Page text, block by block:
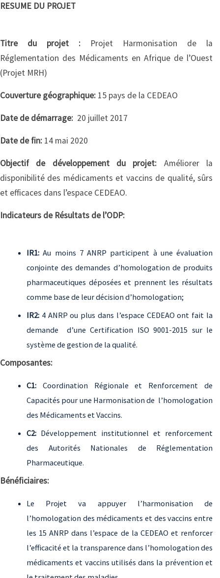
RESUME DU PROJET
Titre du projet : Projet Harmonisation de la
Réglementation des Médicaments en Afrique de l’Ouest
(Projet MRH)
Couverture géographique: 15 pays de la CEDEAO
Date de démarrage: 20 juillet 2017
Date de fin: 14 mai 2020
Objectif de développement du projet: Améliorer la
disponibilité des médicaments et vaccins de qualité, sûrs
et efficaces dans l’espace CEDEAO.
Indicateurs de Résultats de l’ODP:
IR1: Au moins 7 ANRP participent à une évaluation
conjointe des demandes d’homologation de produits
pharmaceutiques déposées et prennent les résultats
comme base de leur décision d’homologation;
IR2: 4 ANRP ou plus dans l’espace CEDEAO ont fait la
demande d’une Certification ISO 9001-2015 sur le
système de gestion de la qualité.
Composantes:
C1: Coordination Régionale et Renforcement de
Capacités pour une Harmonisation de l’homologation
des Médicaments et Vaccins.
C2: Développement institutionnel et renforcement
des Autorités Nationales de Réglementation
Pharmaceutique.
Bénéficiaires:
Le Projet va appuyer l’harmonisation de
l’homologation des médicaments et des vaccins entre
les 15 ANRP dans l’espace de la CEDEAO et renforcer
l’efficacité et la transparence dans l’homologation des
médicaments et vaccins utilisés dans la prévention et